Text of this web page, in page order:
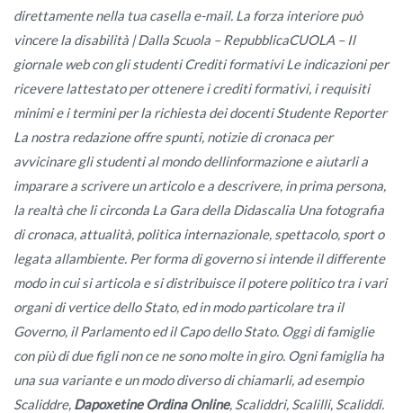
direttamente nella tua casella e-mail. La forza interiore può
vincere la disabilità | Dalla Scuola – RepubblicaCUOLA – Il
giornale web con gli studenti Crediti formativi Le indicazioni per
ricevere lattestato per ottenere i crediti formativi, i requisiti
minimi e i termini per la richiesta dei docenti Studente Reporter
La nostra redazione offre spunti, notizie di cronaca per
avvicinare gli studenti al mondo dellinformazione e aiutarli a
imparare a scrivere un articolo e a descrivere, in prima persona,
la realtà che li circonda La Gara della Didascalia Una fotografia
di cronaca, attualità, politica internazionale, spettacolo, sport o
legata allambiente. Per forma di governo si intende il differente
modo in cui si articola e si distribuisce il potere politico tra i vari
organi di vertice dello Stato, ed in modo particolare tra il
Governo, il Parlamento ed il Capo dello Stato. Oggi di famiglie
con più di due figli non ce ne sono molte in giro. Ogni famiglia ha
una sua variante e un modo diverso di chiamarli, ad esempio
Scaliddre, Dapoxetine Ordina Online, Scaliddri, Scalilli, Scaliddi.